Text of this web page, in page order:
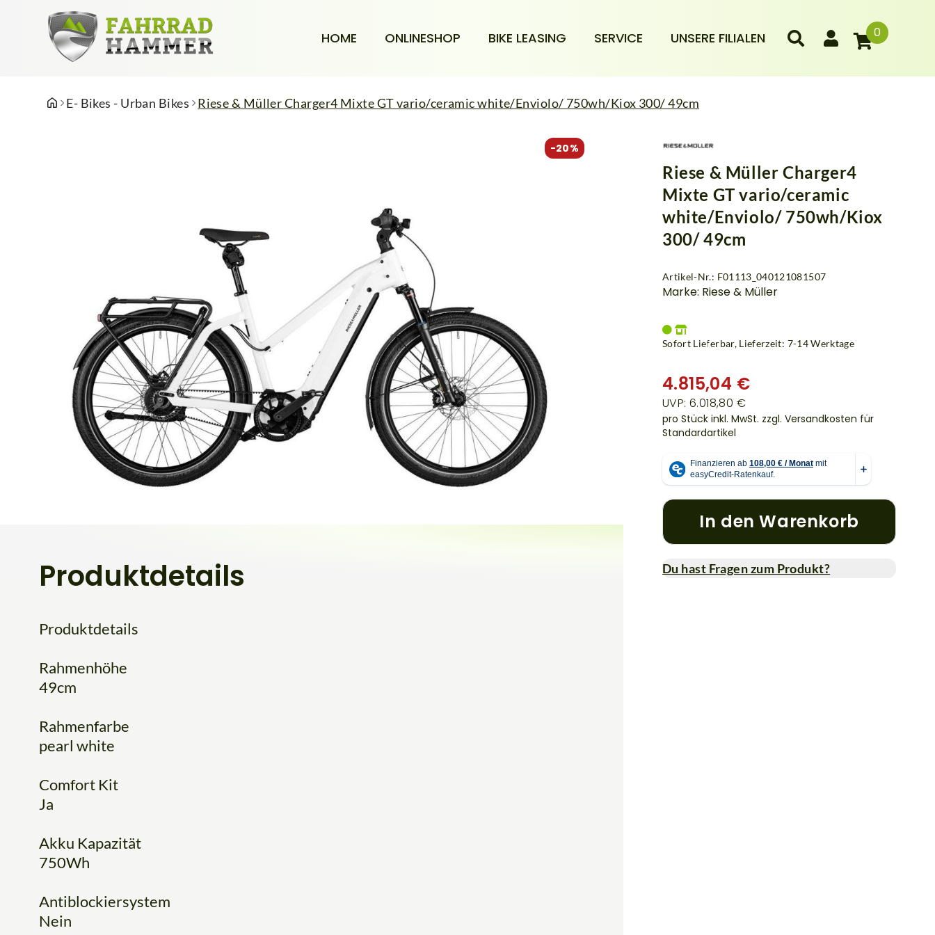
HOME ONLINESHOP BIKE LEASING SERVICE UNSERE FILIALEN 0
E- Bikes - Urban Bikes Riese & Müller Charger4 Mixte GT vario/ceramic white/Enviolo/ 750wh/Kiox 300/ 49cm
-20%
Produktdetails
Produktdetails
Rahmenhöhe
49cm
Rahmenfarbe
pearl white
Comfort Kit
Ja
Akku Kapazität
750Wh
Antiblockiersystem
Nein
Riese & Müller Charger4
Mixte GT vario/ceramic
white/Enviolo/ 750wh/Kiox
300/ 49cm
Artikel-Nr.: F01113_040121081507
Marke: Riese & Müller
Sofort Lieferbar, Lieferzeit: 7-14 Werktage
4.815,04 €
UVP: 6.018,80 €
pro Stück inkl. MwSt. zzgl. Versandkosten für
Standardartikel
In den Warenkorb
Du hast Fragen zum Produkt?